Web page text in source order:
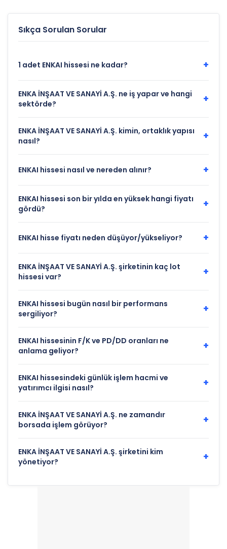
Sıkça Sorulan Sorular
1 adet ENKAI hissesi ne kadar? +
ENKA İNŞAAT VE SANAYİ A.Ş. ne iş yapar ve hangi
sektörde?
+
ENKA İNŞAAT VE SANAYİ A.Ş. kimin, ortaklık yapısı
nasıl?
+
ENKAI hissesi nasıl ve nereden alınır? +
ENKAI hissesi son bir yılda en yüksek hangi fiyatı
gördü?
+
ENKAI hisse fiyatı neden düşüyor/yükseliyor? +
ENKA İNŞAAT VE SANAYİ A.Ş. şirketinin kaç lot
hissesi var?
+
ENKAI hissesi bugün nasıl bir performans
sergiliyor?
+
ENKAI hissesinin F/K ve PD/DD oranları ne
anlama geliyor?
+
ENKAI hissesindeki günlük işlem hacmi ve
yatırımcı ilgisi nasıl?
+
ENKA İNŞAAT VE SANAYİ A.Ş. ne zamandır
borsada işlem görüyor?
+
ENKA İNŞAAT VE SANAYİ A.Ş. şirketini kim
yönetiyor?
+